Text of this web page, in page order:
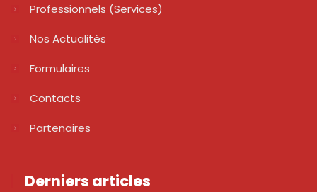
Professionnels (services)
Nos Actualités
Formulaires
Contacts
Partenaires
Derniers articles